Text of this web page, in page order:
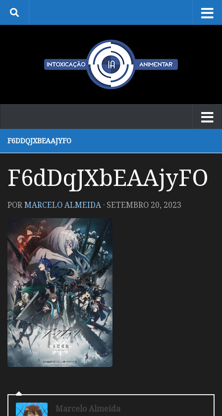
Skip to content
F6DDQJXBEAAJYFO
F6dDqJXbEAAjyFO
PORMARCELO ALMEIDA · SETEMBRO 20, 2023
Marcelo Almeida